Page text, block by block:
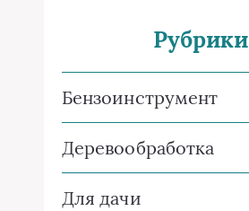
Рубрики
Бензоинструмент
Деревообработка
Для дачи